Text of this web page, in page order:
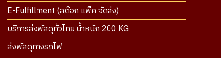
E-Fulfillment (สต๊อก แพ็ค จัดส่ง)
บริการส่งพัสดุทั่วไทย น้ำหนัก 200 KG
ส่งพัสดุทางรถไฟ